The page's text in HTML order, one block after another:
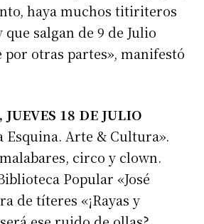
haya muchos titiriteros
salgan de 9 de Julio
otras partes», manifestó
JUEVES 18 DE JULIO
Esquina. Arte & Cultura».
circo y clown.
Popular «José
de títeres «¡Rayas y